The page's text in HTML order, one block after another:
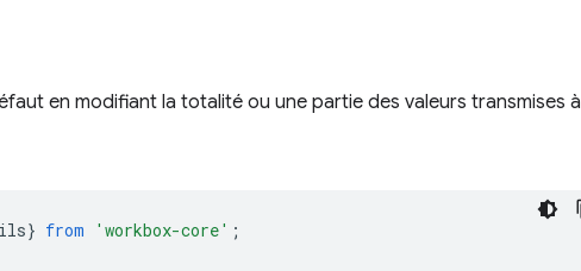
en modifiant la totalité ou une partie des valeurs transmises à
} from 'workbox-core' ;